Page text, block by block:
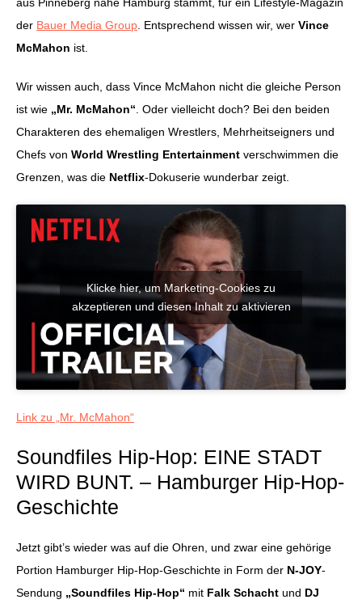
der Bauer Media Group . Entsprechend wissen wir, wer Vince
McMahon ist.
Wir wissen auch, dass Vince McMahon nicht die gleiche Person
ist wie „Mr. McMahon“ . Oder vielleicht doch? Bei den beiden
Charakteren des ehemaligen Wrestlers, Mehrheitseigners und
Chefs von World Wrestling Entertainment verschwimmen die
Grenzen, was die Netflix-Dokuserie wunderbar zeigt.
Klicke hier, um Marketing-Cookies zu
akzeptieren und diesen Inhalt zu aktivieren
Link zu „Mr. McMahon“
Soundfiles Hip-Hop: EINE STADT
WIRD BUNT. – Hamburger Hip-Hop-
Geschichte
Jetzt gibt’s wieder was auf die Ohren, und zwar eine gehörige
Portion Hamburger Hip-Hop-Geschichte in Form der N-JOY-
Sendung „Soundfiles Hip-Hop“ mit Falk Schacht und DJ